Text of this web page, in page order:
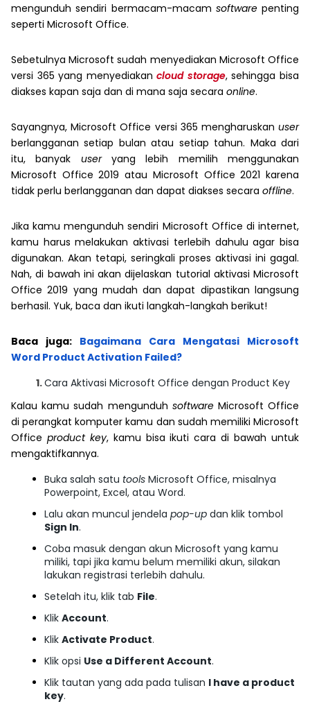
mengunduh sendiri bermacam-macam software penting
seperti Microsoft Office.
Sebetulnya Microsoft sudah menyediakan Microsoft Office
versi 365 yang menyediakan cloud storage, sehingga bisa
diakses kapan saja dan di mana saja secara online.
Sayangnya, Microsoft Office versi 365 mengharuskan user
berlangganan setiap bulan atau setiap tahun. Maka dari
itu, banyak useryang lebih memilih menggunakan
Microsoft Office 2019 atau Microsoft Office 2021 karena
tidak perlu berlangganan dan dapat diakses secara offline.
Jika kamu mengunduh sendiri Microsoft Office di internet,
kamu harus melakukan aktivasi terlebih dahulu agar bisa
digunakan. Akan tetapi, seringkali proses aktivasi ini gagal.
Nah, di bawah ini akan dijelaskan tutorial aktivasi Microsoft
Office 2019 yang mudah dan dapat dipastikan langsung
berhasil. Yuk, baca dan ikuti langkah-langkah berikut!
Baca juga: Bagaimana Cara Mengatasi Microsoft
Word Product Activation Failed?
Cara Aktivasi Microsoft Office dengan Product Key
Kalau kamu sudah mengunduh software Microsoft Office
di perangkat komputer kamu dan sudah memiliki Microsoft
Office product key, kamu bisa ikuti cara di bawah untuk
mengaktifkannya.
Buka salah satu tools Microsoft Office, misalnya
Powerpoint, Excel, atau Word.
Lalu akan muncul jendela pop-up dan klik tombol
Sign In.
Coba masuk dengan akun Microsoft yang kamu
miliki, tapi jika kamu belum memiliki akun, silakan
lakukan registrasi terlebih dahulu.
Setelah itu, klik tab File.
Klik Account.
Klik Activate Product.
Klik opsi Use a Different Account.
Klik tautan yang ada pada tulisan I have a product
key.